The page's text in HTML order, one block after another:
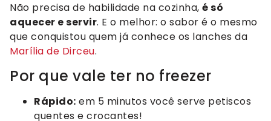
Não precisa de habilidade na cozinha, é só
aquecer e servir. E o melhor: o sabor é o mesmo
que conquistou quem já conhece os lanches da
Marília de Dirceu.
Por que vale ter no freezer
Rápido: em 5 minutos você serve petiscos
quentes e crocantes!